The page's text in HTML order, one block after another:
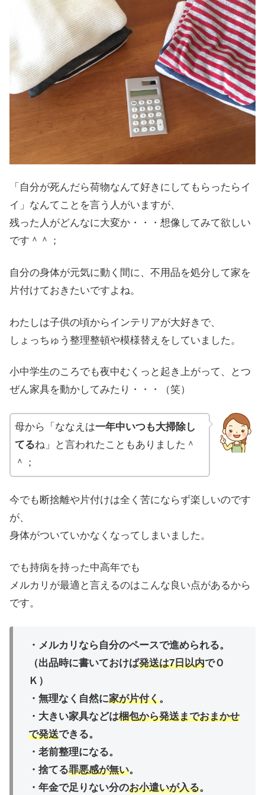
「自分が死んだら荷物なんて好きにしてもらったらイ
イ」なんてことを言う人がいますが、
残った人がどんなに大変か・・・想像してみて欲しい
です＾＾；
自分の身体が元気に動く間に、不用品を処分して家を
片付けておきたいですよね。
わたしは子供の頃からインテリアが大好きで、
しょっちゅう整理整頓や模様替えをしていました。
小中学生のころでも夜中むくっと起き上がって、とつ
ぜん家具を動かしてみたり・・・（笑）
母から「ななえは一年中いつも大掃除し
てるね」と言われたこともありました＾
＾；
今でも断捨離や片付けは全く苦にならず楽しいのです
が、
身体がついていかなくなってしまいました。
でも持病を持った中高年でも
メルカリが最適と言えるのはこんな良い点があるから
です。
・メルカリなら自分のペースで進められる。
（出品時に書いておけば発送は7日以内でＯ
Ｋ）
・無理なく自然に家が片付く。
・大きい家具などは梱包から発送までおまかせ
で発送できる。
・老前整理になる。
・捨てる罪悪感が無い。
・年金で足りない分のお小遣いが入る。